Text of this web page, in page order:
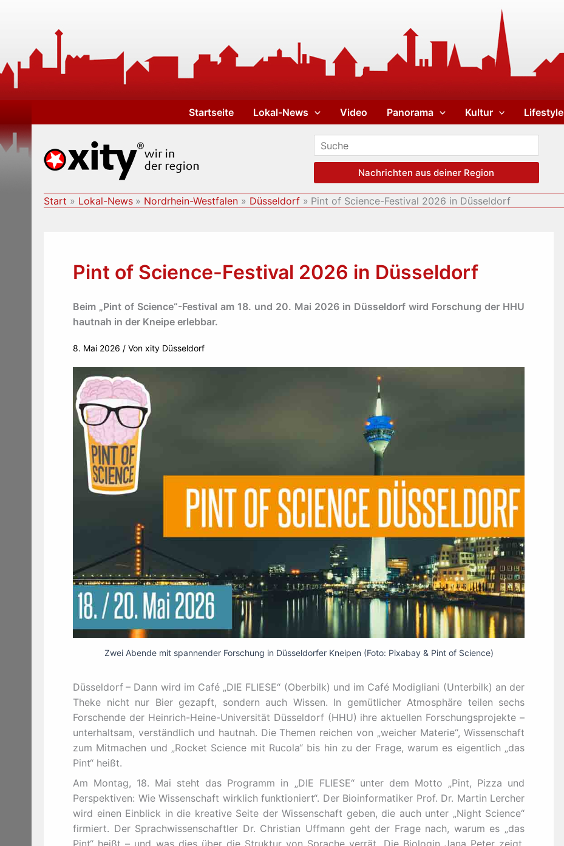
Startseite Lokal-News Video Panorama Kultur Lifestyle
Nachrichten aus deiner Region
Start Lokal-News Nordrhein-Westfalen Düsseldorf Pint of Science-Festival 2026 in Düsseldorf
Pint of Science-Festival 2026 in Düsseldorf
Beim „Pint of Science“-Festival am 18. und 20. Mai 2026 in Düsseldorf wird Forschung der HHU
hautnah in der Kneipe erlebbar.
8. Mai 2026 / Von xity Düsseldorf
Zwei Abende mit spannender Forschung in Düsseldorfer Kneipen (Foto: Pixabay & Pint of Science)
Düsseldorf – Dann wird im Café „DIE FLIESE“ (Oberbilk) und im Café Modigliani (Unterbilk) an der
Theke nicht nur Bier gezapft, sondern auch Wissen. In gemütlicher Atmosphäre teilen sechs
Forschende der Heinrich-Heine-Universität Düsseldorf (HHU) ihre aktuellen Forschungsprojekte –
unterhaltsam, verständlich und hautnah. Die Themen reichen von „weicher Materie“, Wissenschaft
zum Mitmachen und „Rocket Science mit Rucola“ bis hin zu der Frage, warum es eigentlich „das
Pint“ heißt.
Am Montag, 18. Mai steht das Programm in „DIE FLIESE“ unter dem Motto „Pint, Pizza und
Perspektiven: Wie Wissenschaft wirklich funktioniert“. Der Bioinformatiker Prof. Dr. Martin Lercher
wird einen Einblick in die kreative Seite der Wissenschaft geben, die auch unter „Night Science“
firmiert. Der Sprachwissenschaftler Dr. Christian Uffmann geht der Frage nach, warum es „das
Pint“ heißt – und was dies über die Struktur von Sprache verrät. Die Biologin Jana Peter zeigt,